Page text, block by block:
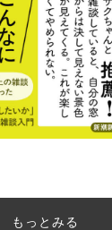
もっとみる